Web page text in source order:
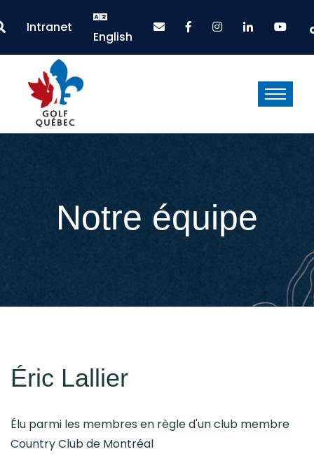
Intranet
English
Notre équipe
Éric Lallier
Élu parmi les membres en règle d'un club membre
Country Club de Montréal